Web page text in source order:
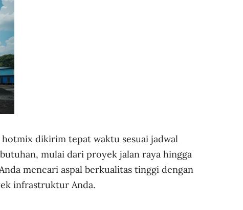
dikirim tepat waktu sesuai jadwal
mulai dari proyek jalan raya hingga
mencari aspal berkualitas tinggi dengan
infrastruktur Anda.